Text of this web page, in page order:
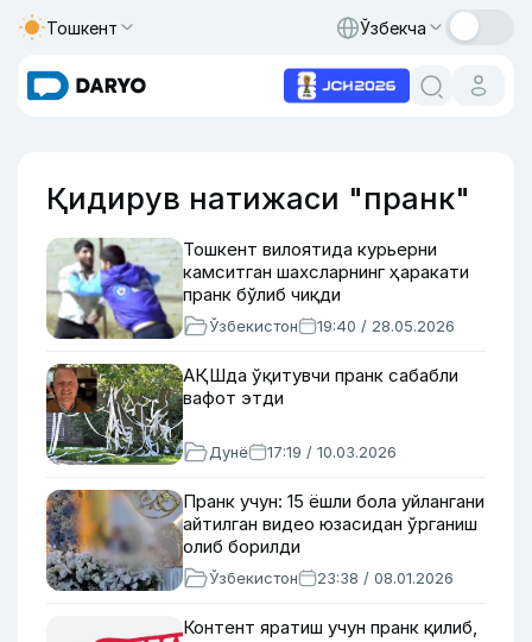
Тошкент Ўзбекча
Қидирув натижаси "пранк"
Тошкент вилоятида курьерни
камситган шахсларнинг ҳаракати
пранк бўлиб чиқди
Ўзбекистон 19:40 / 28.05.2026
АҚШда ўқитувчи пранк сабабли
вафот этди
Дунё 17:19 / 10.03.2026
Пранк учун: 15 ёшли бола уйлангани
айтилган видео юзасидан ўрганиш
олиб борилди
Ўзбекистон 23:38 / 08.01.2026
Контент яратиш учун пранк қилиб,